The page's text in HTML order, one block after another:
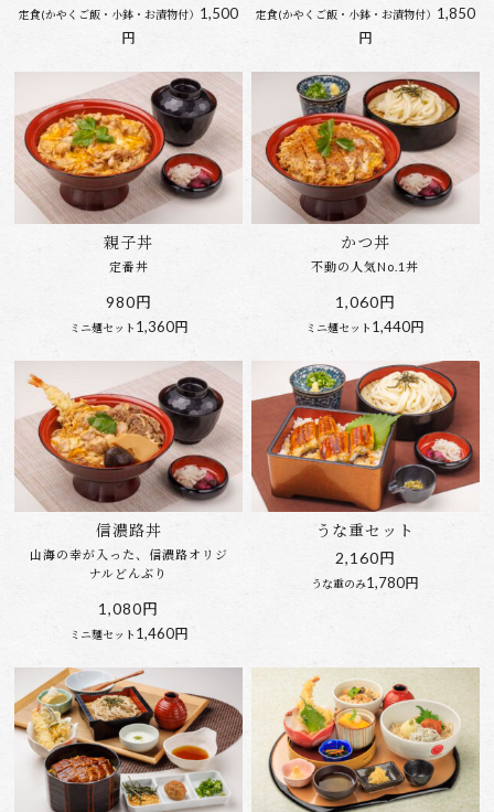
定食(かやくご飯・小鉢・お漬物付） 1,500
円
定食(かやくご飯・小鉢・お漬物付） 1,850
円
親子丼
定番丼
980円
ミニ麺セット 1,360円
かつ丼
不動の人気No.1丼
1,060円
ミニ麺セット 1,440円
信濃路丼
山海の幸が入った、信濃路オリジ
ナルどんぶり
1,080円
ミニ麵セット 1,460円
うな重セット
2,160円
うな重のみ1,780円